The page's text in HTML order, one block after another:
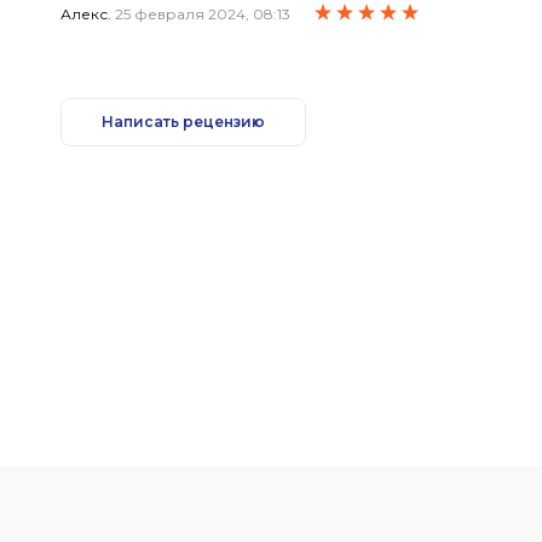
Рекомендую к прочтению всем тем, кто хочет разобраться
Алекс. 25 февраля 2024, 08:13
Написать рецензию